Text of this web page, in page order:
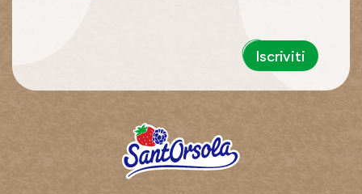
Iscriviti